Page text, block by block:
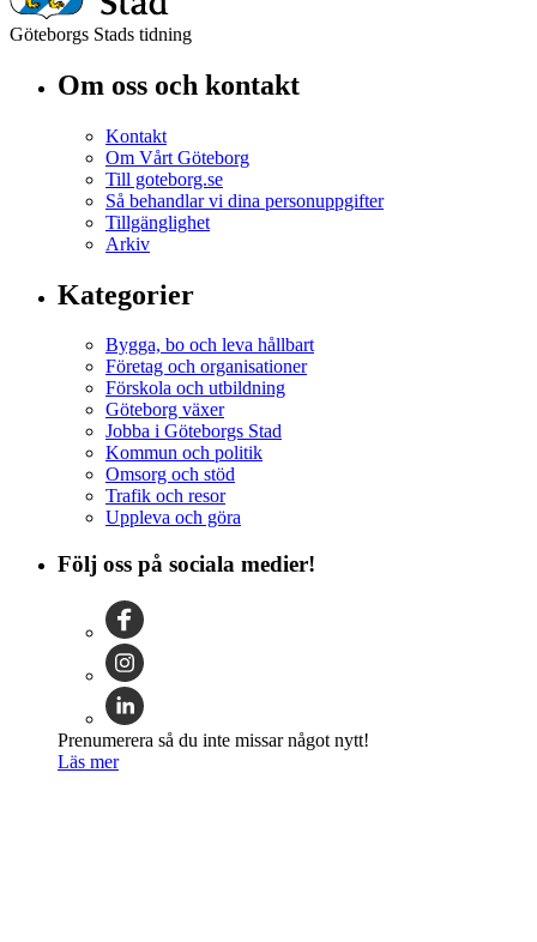
Göteborgs Stads tidning
Om oss och kontakt
Kontakt
Om Vårt Göteborg
Till goteborg.se
Så behandlar vi dina personuppgifter
Tillgänglighet
Arkiv
Kategorier
Bygga, bo och leva hållbart
Företag och organisationer
Förskola och utbildning
Göteborg växer
Jobba i Göteborgs Stad
Kommun och politik
Omsorg och stöd
Trafik och resor
Uppleva och göra
Följ oss på sociala medier!
Prenumerera så du inte missar något nytt!
Läs mer